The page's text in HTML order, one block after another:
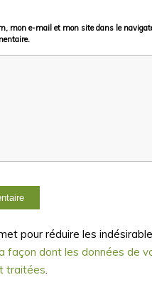
mon e-mail et mon site dans le
pour réduire les
façon dont les données de
traitées.